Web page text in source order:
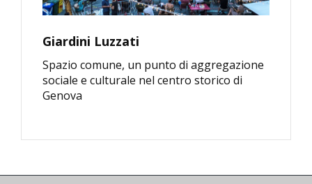
Giardini Luzzati
Spazio comune, un punto di aggregazione
sociale e culturale nel centro storico di
Genova